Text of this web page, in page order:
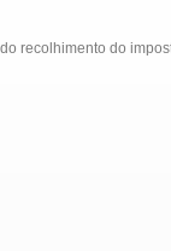
recolhimento do